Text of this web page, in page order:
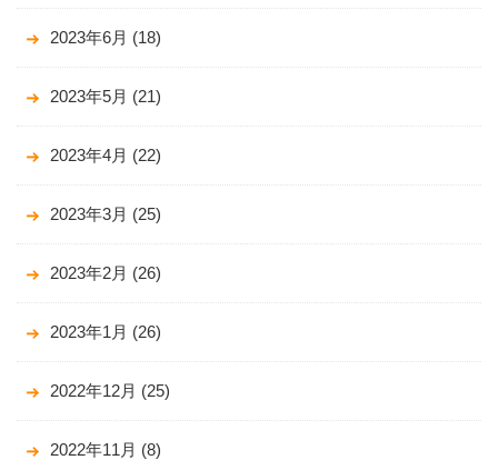
2023年6月 (18)
2023年5月 (21)
2023年4月 (22)
2023年3月 (25)
2023年2月 (26)
2023年1月 (26)
2022年12月 (25)
2022年11月 (8)